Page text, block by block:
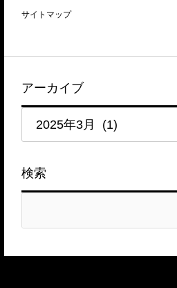
サイトマップ
アーカイブ
検索